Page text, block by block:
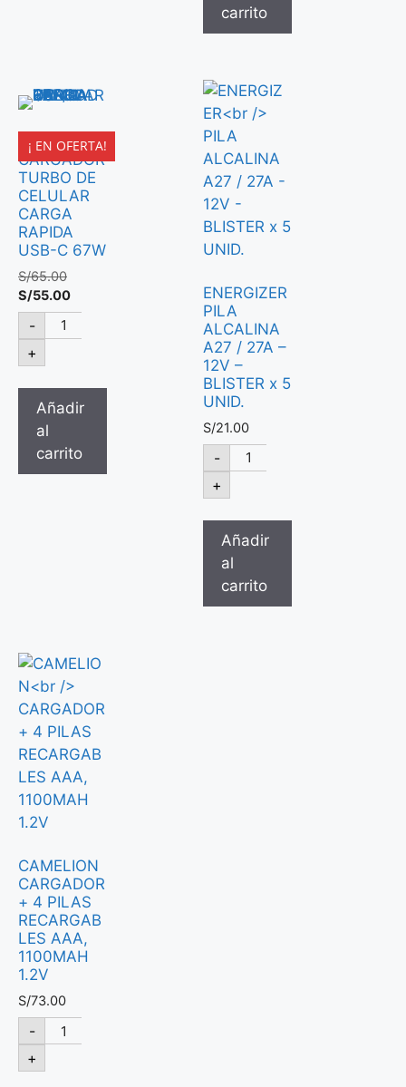
carrito
¡ EN OFERTA!
LDNIO
CARGADOR
TURBO DE
CELULAR
CARGA
RAPIDA
USB-C 67W
S/65.00
S/55.00
-
+
Añadir
al
carrito
ENERGIZER
PILA
ALCALINA
A27 / 27A –
12V –
BLISTER x 5
UNID.
S/21.00
-
+
Añadir
al
carrito
CAMELION
CARGADOR
+ 4 PILAS
RECARGAB
LES AAA,
1100MAH
1.2V
S/73.00
-
+